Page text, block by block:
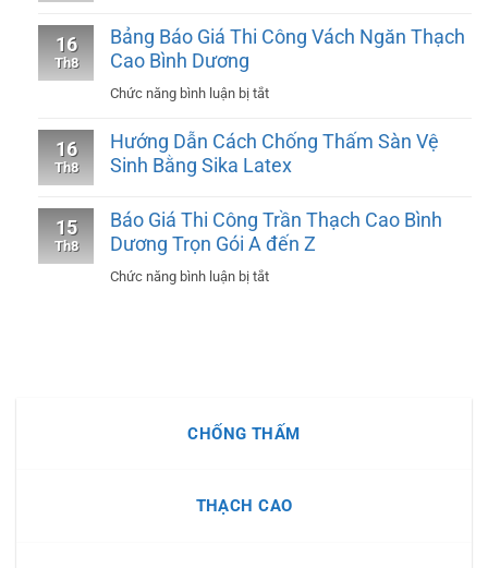
Nhà
Gói
Chuyên
Nghiệp
16
Th8
Bảng Báo Giá Thi Công Vách Ngăn Thạch
Cao Bình Dương
Chức năng bình luận bị tắtở
Báo
Giá
Công
Vách
Ngăn
16
Th8
Hướng Dẫn Cách Chống Thấm Sàn Vệ
Sinh Bằng Sika Latex
15
Th8
Báo Giá Thi Công Trần Thạch Cao Bình
Dương Trọn Gói A đến Z
Chức năng bình luận bị tắtở
Thạch
CHỐNG THẤM
THẠCH CAO